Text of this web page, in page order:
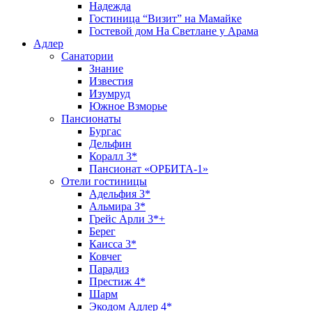
Надежда
Гостиница “Визит” на Мамайке
Гостевой дом На Светлане у Арама
Адлер
Санатории
Знание
Известия
Изумруд
Южное Взморье
Пансионаты
Бургас
Дельфин
Коралл 3*
Пансионат «ОРБИТА-1»
Отели гостиницы
Адельфия 3*
Альмира 3*
Грейс Арли 3*+
Берег
Каисса 3*
Ковчег
Парадиз
Престиж 4*
Шарм
Экодом Адлер 4*